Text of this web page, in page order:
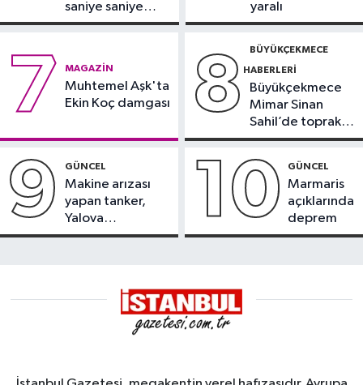
saniye saniye
görüntülendi
yaralı
7 MAGAZIN
Muhtemel Aşk'ta
Ekin Koç damgası
8 BÜYÜKÇEKMECE
HABERLERI
Büyükçekmece
Mimar Sinan
Sahil’de toprak
kayması
9 GÜNCEL
Makine arızası
yapan tanker,
Yalova
Demirleme
10 GÜNCEL
Marmaris
açıklarında
deprem